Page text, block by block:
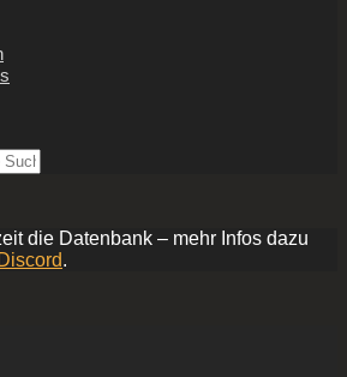
die Datenbank – mehr Infos dazu
Discord.